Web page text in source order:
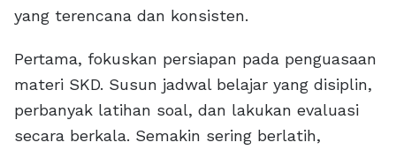
yang terencana dan konsisten.
Pertama, fokuskan persiapan pada penguasaan
materi SKD. Susun jadwal belajar yang disiplin,
perbanyak latihan soal, dan lakukan evaluasi
secara berkala. Semakin sering berlatih,